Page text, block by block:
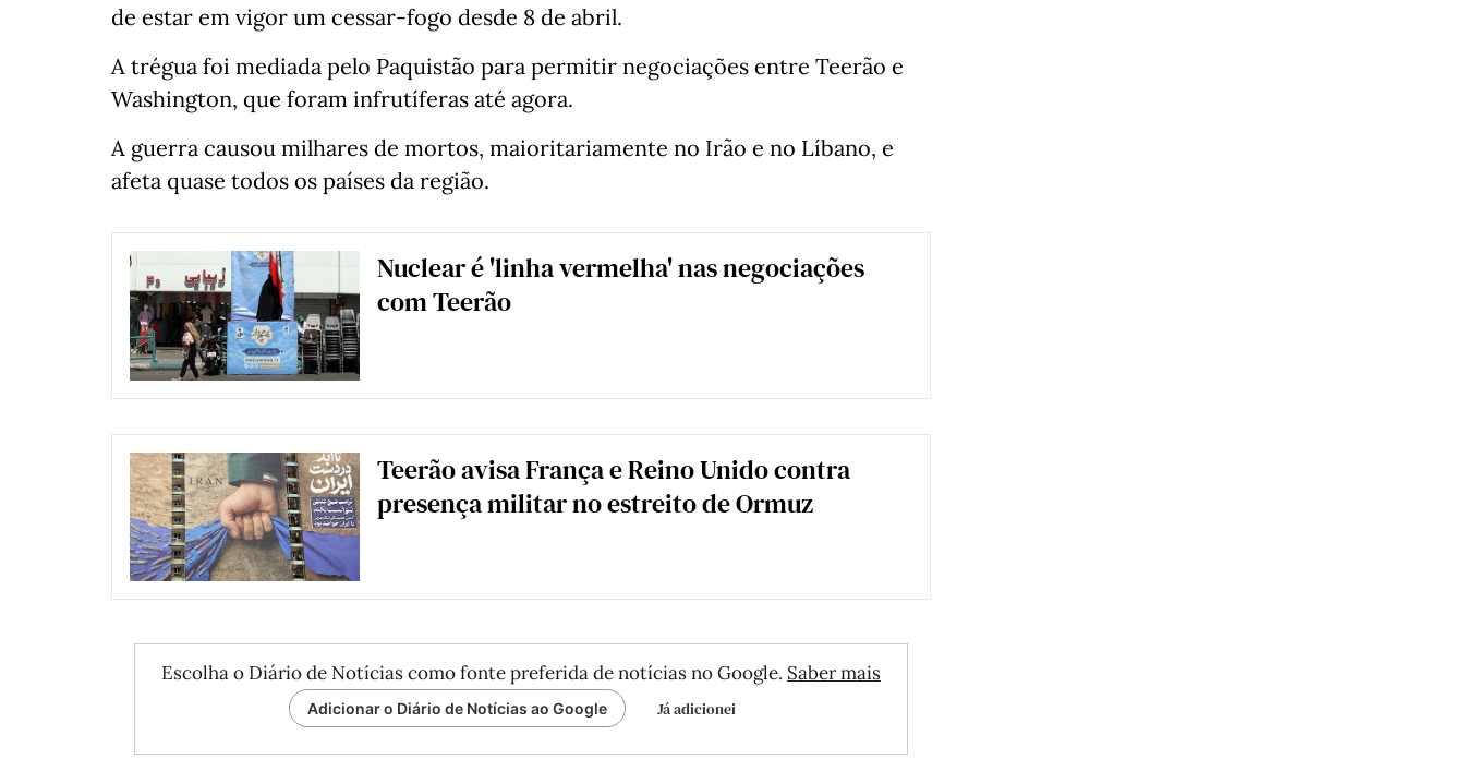
de estar em vigor um cessar-fogo desde 8 de abril.
A trégua foi mediada pelo Paquistão para permitir negociações entre Teerão e
Washington, que foram infrutíferas até agora.
A guerra causou milhares de mortos, maioritariamente no Irão e no Líbano, e
afeta quase todos os países da região.
Nuclear é 'linha vermelha' nas negociações
com Teerão
Teerão avisa França e Reino Unido contra
presença militar no estreito de Ormuz
Escolha o Diário de Notícias como fonte preferida de notícias no Google. Saber mais
Adicionar o Diário de Notícias ao Google Já adicionei